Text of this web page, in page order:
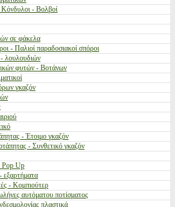
- Βολβοί
σε φάκελα
- Παλιοί παραδοσιακοί σπόροι
λουλουδιών
φυτών - Βοτάνων
γκαζόν
- Έτοιμο γκαζόν
- Συνθετικό γκαζόν
Pop Up
εξαρτήματα
- Κομπιούτερ
αυτόματου ποτίσματος
πλαστικά